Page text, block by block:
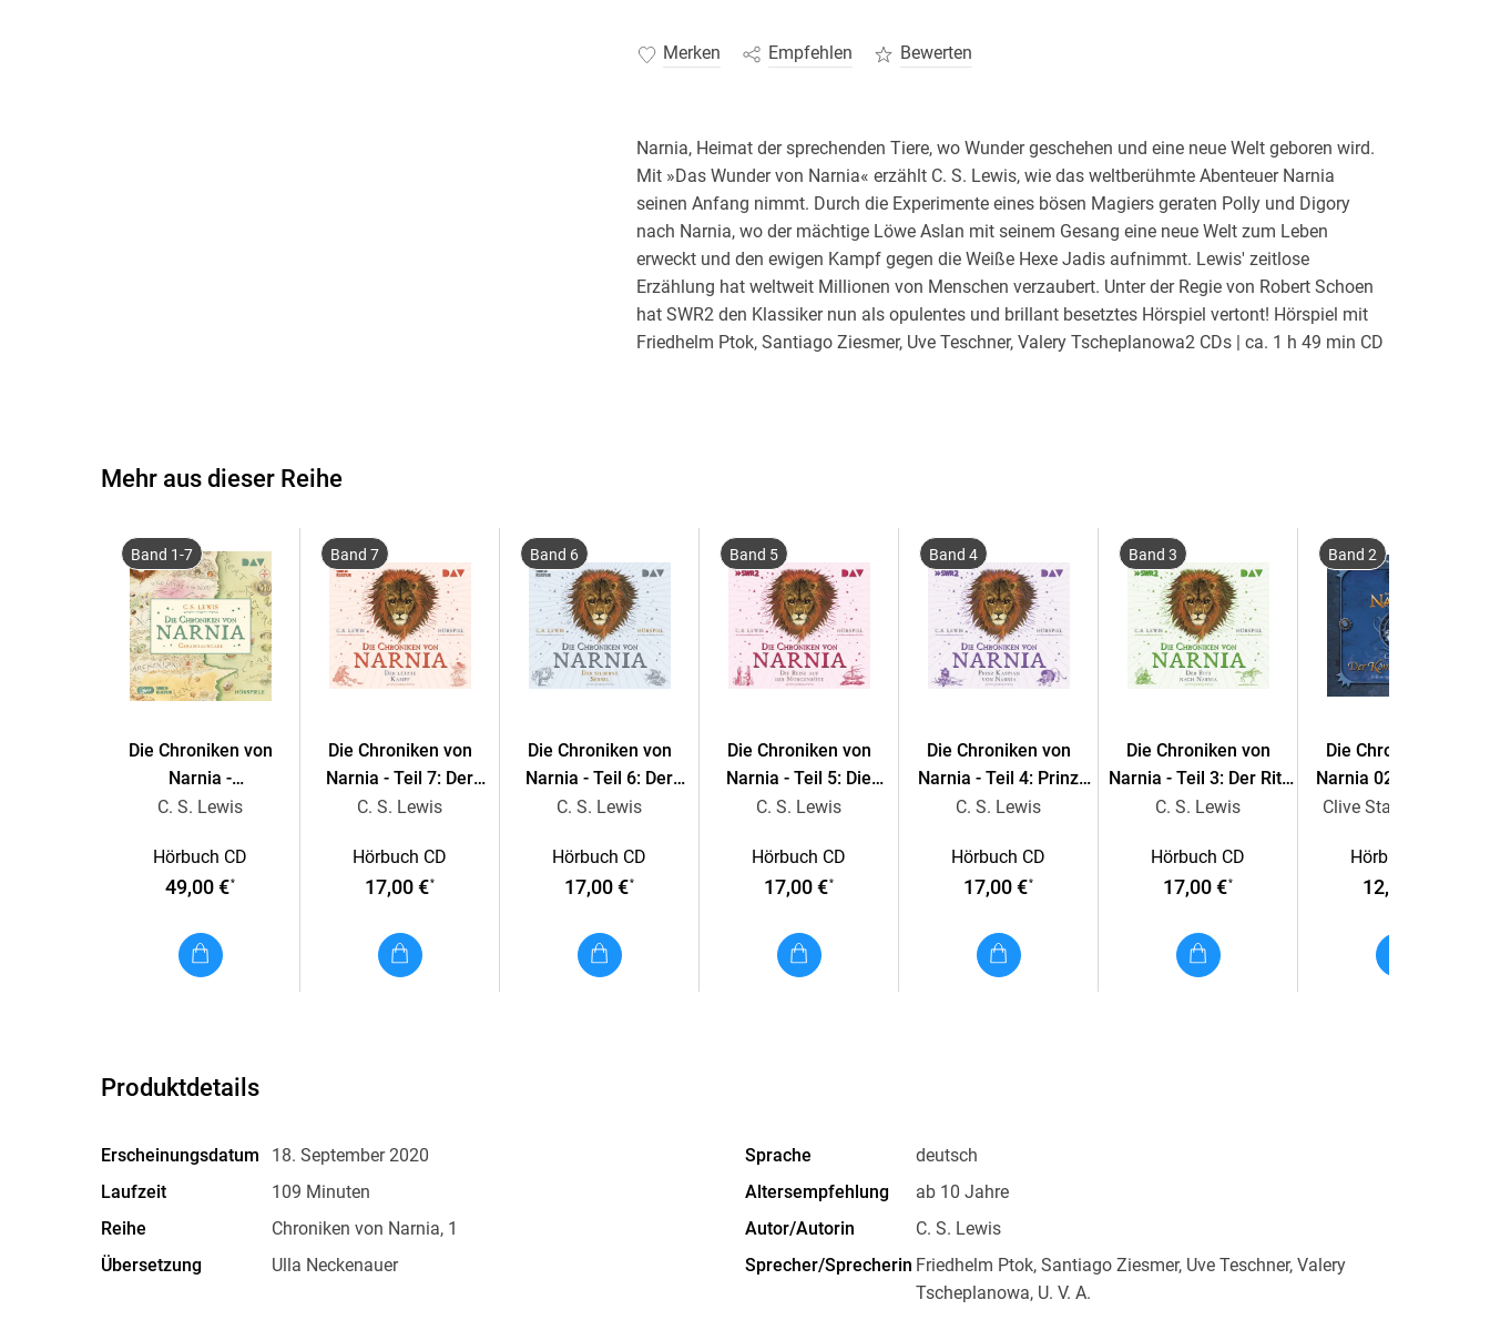
Merken Empfehlen Bewerten
Narnia, Heimat der sprechenden Tiere, wo Wunder geschehen und eine neue Welt geboren wird.
Mit »Das Wunder von Narnia« erzählt C. S. Lewis, wie das weltberühmte Abenteuer Narnia
seinen Anfang nimmt. Durch die Experimente eines bösen Magiers geraten Polly und Digory
nach Narnia, wo der mächtige Löwe Aslan mit seinem Gesang eine neue Welt zum Leben
erweckt und den ewigen Kampf gegen die Weiße Hexe Jadis aufnimmt. Lewis' zeitlose
Erzählung hat weltweit Millionen von Menschen verzaubert. Unter der Regie von Robert Schoen
hat SWR2 den Klassiker nun als opulentes und brillant besetztes Hörspiel vertont! Hörspiel mit
Friedhelm Ptok, Santiago Ziesmer, Uve Teschner, Valery Tscheplanowa2 CDs | ca. 1 h 49 min CD
Mehr aus dieser Reihe
Band 1-7
Die Chroniken von
Narnia -
Gesamtausgabe
C. S. Lewis
Hörbuch CD
49,00 €*
Band 7
Die Chroniken von
Narnia - Teil 7: Der
letzte Kampf
C. S. Lewis
Hörbuch CD
17,00 €*
Band 6
Die Chroniken von
Narnia - Teil 6: Der
silberne Sessel
C. S. Lewis
Hörbuch CD
17,00 €*
Band 5
Die Chroniken von
Narnia - Teil 5: Die
Reise auf der
C. S. Lewis
Hörbuch CD
17,00 €*
Band 4
Die Chroniken von
Narnia - Teil 4: Prinz
Kaspian von Narnia
C. S. Lewis
Hörbuch CD
17,00 €*
Band 3
Die Chroniken von
Narnia - Teil 3: Der Ritt
nach Narnia
C. S. Lewis
Hörbuch CD
17,00 €*
Band 2
Die Chroniken von
Narnia 02. Der König
von Narnia
Clive Staples Lewis
Hörbuch CD
12,95 €
Produktdetails
Erscheinungsdatum 18. September 2020 Sprache
deutsch
Laufzeit
109 Minuten Altersempfehlung
ab 10 Jahre
Reihe
Chroniken von Narnia, 1 Autor/Autorin
C. S. Lewis
Übersetzung
Ulla Neckenauer Sprecher/Sprecherin Friedhelm Ptok, Santiago Ziesmer, Uve Teschner, Valery
Tscheplanowa, U. V. A.